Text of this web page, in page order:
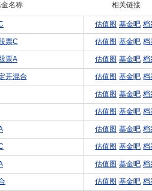
名称 相关链接
估值图 基金吧 档
票C 估值图 基金吧 档
票A 估值图 基金吧 档
开混合 估值图 基金吧 档
估值图 基金吧 档
估值图 基金吧 档
估值图 基金吧 档
估值图 基金吧 档
估值图 基金吧 档
估值图 基金吧 档